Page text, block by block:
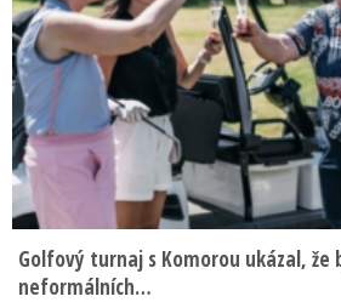
Golfový turnaj s Komorou ukázal, že
neformálních…